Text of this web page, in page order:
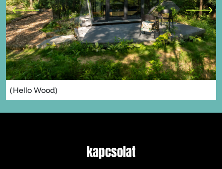
(Hello Wood)
kapcsolat